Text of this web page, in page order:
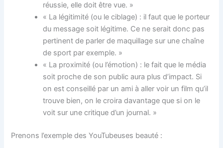
réussie, elle doit être vue. »
« La légitimité (ou le ciblage) : il faut que le porteur
du message soit légitime. Ce ne serait donc pas
pertinent de parler de maquillage sur une chaîne
de sport par exemple. »
« La proximité (ou l’émotion) : le fait que le média
soit proche de son public aura plus d’impact. Si
on est conseillé par un ami à aller voir un film qu’il
trouve bien, on le croira davantage que si on le
voit sur une critique d’un journal. »
Prenons l’exemple des YouTubeuses beauté :